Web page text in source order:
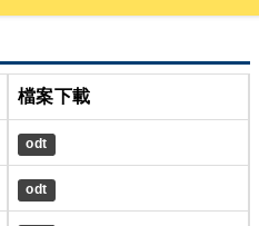
檔案下載
odt
odt